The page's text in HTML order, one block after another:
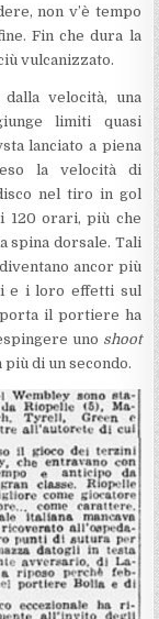
non v’è tempo
Fin che dura la
vulcanizzato.
velocità, una
limiti quasi
lanciato a piena
la velocità di
nel tiro in gol
120 orari, più che
spina dorsale. Tali
ancor più
e i loro effetti sul
il portiere ha
uno shoot
più di un secondo.